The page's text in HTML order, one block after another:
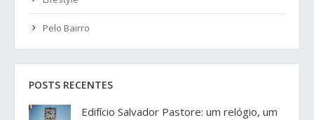
Pelo Bairro
POSTS RECENTES
Edifício Salvador Pastore: um relógio, um